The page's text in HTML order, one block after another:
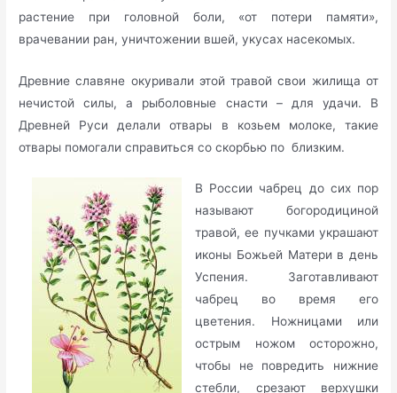
растение при головной боли, «от потери памяти»,
врачевании ран, уничтожении вшей, укусах насекомых.
Древние славяне окуривали этой травой свои жилища от
нечистой силы, а рыболовные снасти – для удачи. В
Древней Руси делали отвары в козьем молоке, такие
отвары помогали справиться со скорбью по близким.
В России чабрец до сих пор
называют богородициной
травой, ее пучками украшают
иконы Божьей Матери в день
Успения. Заготавливают
чабрец во время его
цветения. Ножницами или
острым ножом осторожно,
чтобы не повредить нижние
стебли, срезают верхушки